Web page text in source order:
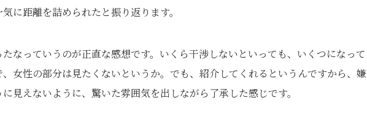
に距離を詰められたと振り返ります。
たなっていうのが正直な感想です。いくら干渉しないといっても、いくつになって
女性の部分は見たくないというか。でも、紹介してくれるというんですから、嫌
見えないように、驚いた雰囲気を出しながら了承した感じです。